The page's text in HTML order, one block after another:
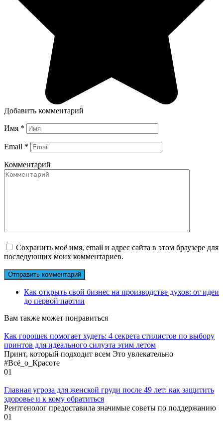
Добавить комментарий
Имя *
Email *
Комментарий
Сохранить моё имя, email и адрес сайта в этом браузере для
последующих моих комментариев.
Как открыть свой бизнес на производстве духов: от идеи
до первой партии
Вам также может понравиться
Как горошек помогает худеть: 4 секрета стилистов по выбору
принтов для идеального силуэта этим летом
Принт, который подходит всем Это увлекательно
#Всё_о_Красоте
01
Главная угроза для женской груди после 49 лет: как защитить
здоровье и к кому обратиться
Рентгенолог предоставила значимые советы по поддержанию
01